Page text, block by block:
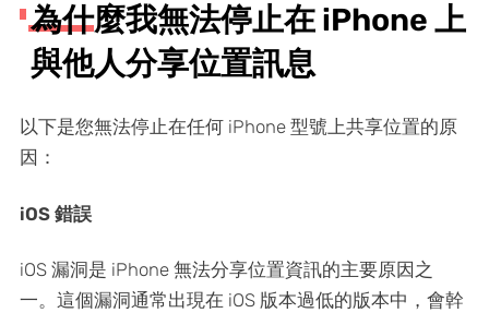
為什麼我無法停止在 iPhone 上
與他人分享位置訊息
以下是您無法停止在任何 iPhone 型號上共享位置的原
因：
iOS 錯誤
iOS 漏洞是 iPhone 無法分享位置資訊的主要原因之
一。這個漏洞通常出現在 iOS 版本過低的版本中，會幹